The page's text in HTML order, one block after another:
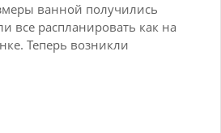
ванной получились
все распланировать как на
Теперь возникли
или залить бетоном и